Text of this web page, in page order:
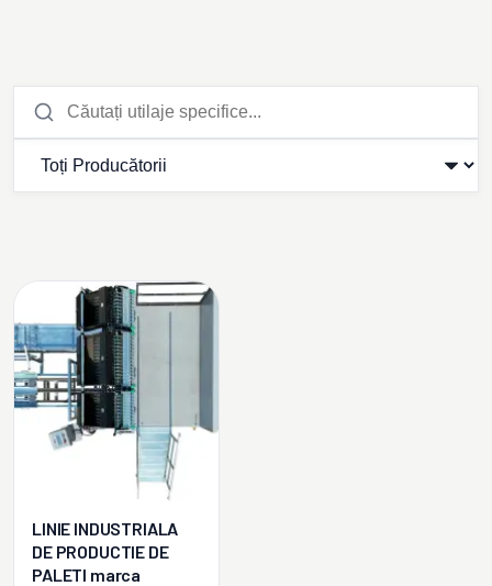
LINIE INDUSTRIALA
DE PRODUCTIE DE
PALETI marca